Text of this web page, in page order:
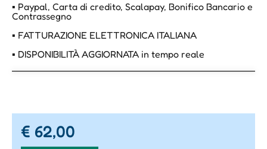
▪ Paypal, Carta di credito, Scalapay, Bonifico Bancario e
Contrassegno
▪ FATTURAZIONE ELETTRONICA ITALIANA
▪ DISPONIBILITÀ AGGIORNATA in tempo reale
€ 62,00